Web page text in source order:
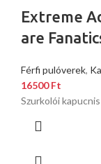
Extreme
are
Férfi pulóverek,
16500Ft
Szurkolói